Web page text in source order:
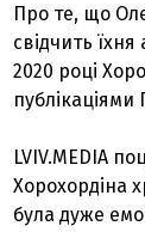
Про те, що
свідчить
2020 році
публікаціями
LVIV.MEDIA
Хорохордіна
була дуже